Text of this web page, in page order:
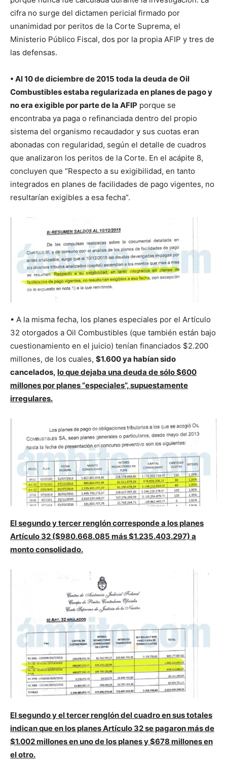
cifra no surge del dictamen pericial firmado por
unanimidad por peritos de la Corte Suprema, el
Ministerio Público Fiscal, dos por la propia AFIP y tres de
las defensas.
• Al 10 de diciembre de 2015 toda la deuda de Oil
Combustibles estaba regularizada en planes de pago y
no era exigible por parte de la AFIP porque se
encontraba ya paga o refinanciada dentro del propio
sistema del organismo recaudador y sus cuotas eran
abonadas con regularidad, según el detalle de cuadros
que analizaron los peritos de la Corte. En el acápite 8,
concluyen que “Respecto a su exigibilidad, en tanto
integrados en planes de facilidades de pago vigentes, no
resultarían exigibles a esa fecha”.
• A la misma fecha, los planes especiales por el Artículo
32 otorgados a Oil Combustibles (que también están bajo
cuestionamiento en el juicio) tenían financiados $2.200
millones, de los cuales, $1.600 ya habían sido
cancelados, lo que dejaba una deuda de sólo $600
millones por planes “especiales”, supuestamente
irregulares.
El segundo y tercer renglón corresponde a los planes
Artículo 32 ($980.668.085 más $1.235.403.297) a
monto consolidado.
El segundo y el tercer renglón del cuadro en sus totales
indican que en los planes Artículo 32 se pagaron más de
$1.002 millones en uno de los planes y $678 millones en
el otro.